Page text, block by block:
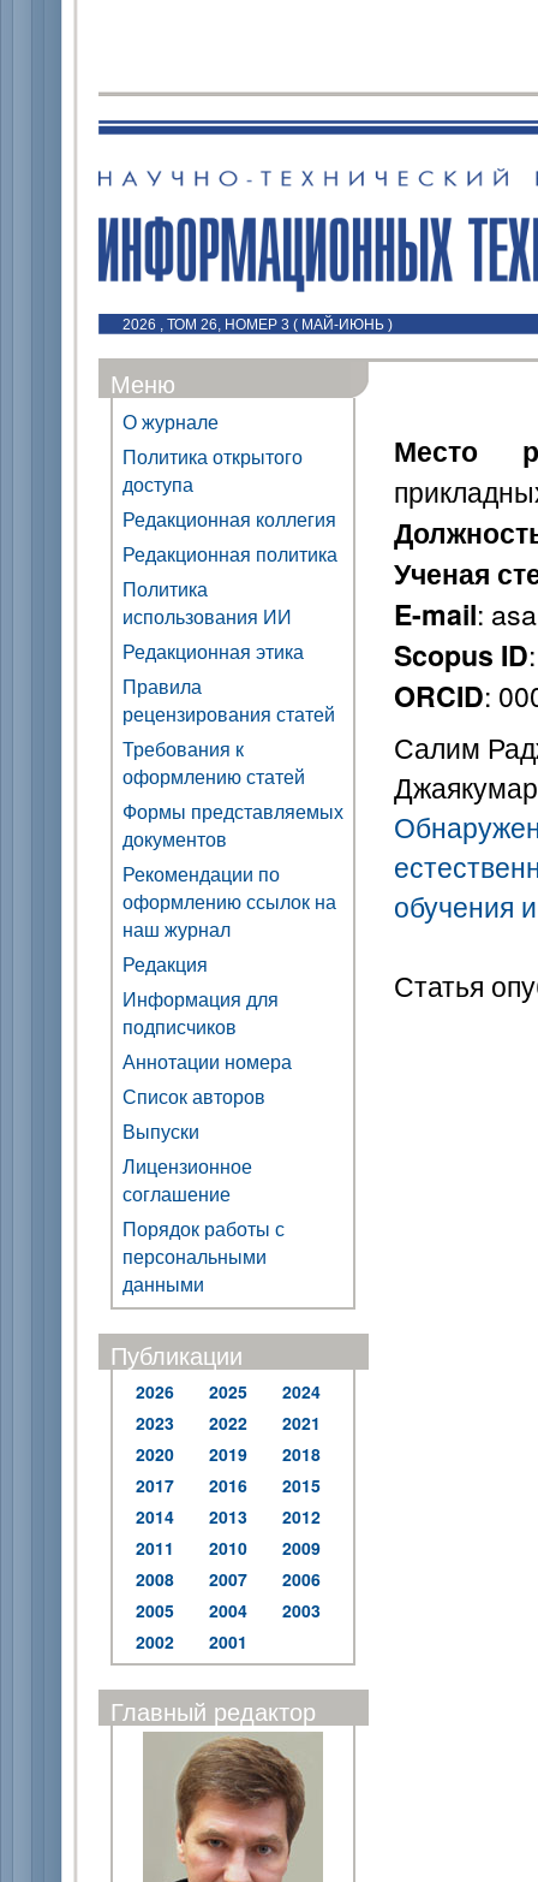
2026 , ТОМ 26, НОМЕР 3 ( МАЙ-ИЮНЬ )
Меню
О журнале
Политика открытого
доступа
Редакционная коллегия
Редакционная политика
Политика
использования ИИ
Редакционная этика
Правила
рецензирования статей
Требования к
оформлению статей
Формы представляемых
документов
Рекомендации по
оформлению ссылок на
наш журнал
Редакция
Информация для
подписчиков
Аннотации номера
Список авторов
Выпуски
Лицензионное
соглашение
Порядок работы с
персональными
данными
Публикации
2026 2025
2024
2023
2022
2021
2020
2019
2018
2017
2016
2015
2014
2013
2012
2011
2010
2009
2008
2007
2006
2005
2004
2003
2002
2001
Главный редактор
Место
Ученая
E-mail:
Scopus ID
ORCID:
Салим
обучения
Статья